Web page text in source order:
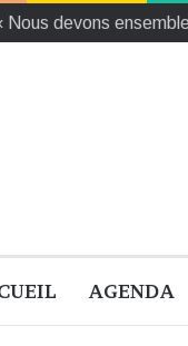
Nous devons
AGENDA